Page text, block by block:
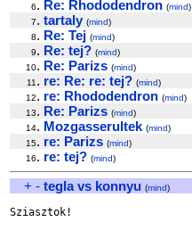
6. Re: Rhododendron (mind)
7. tartaly (mind)
8. Re: Tej (mind)
9. Re: tej? (mind)
10. Re: Parizs (mind)
11 . re: Re: re: tej? (mind)
12. re: Rhododendron (mind)
13. Re: Parizs (mind)
14. Mozgasserultek (mind)
15. re: Parizs (mind)
16. re: tej? (mind)
+ - tegla vs konnyu (mind)
Sziasztok!